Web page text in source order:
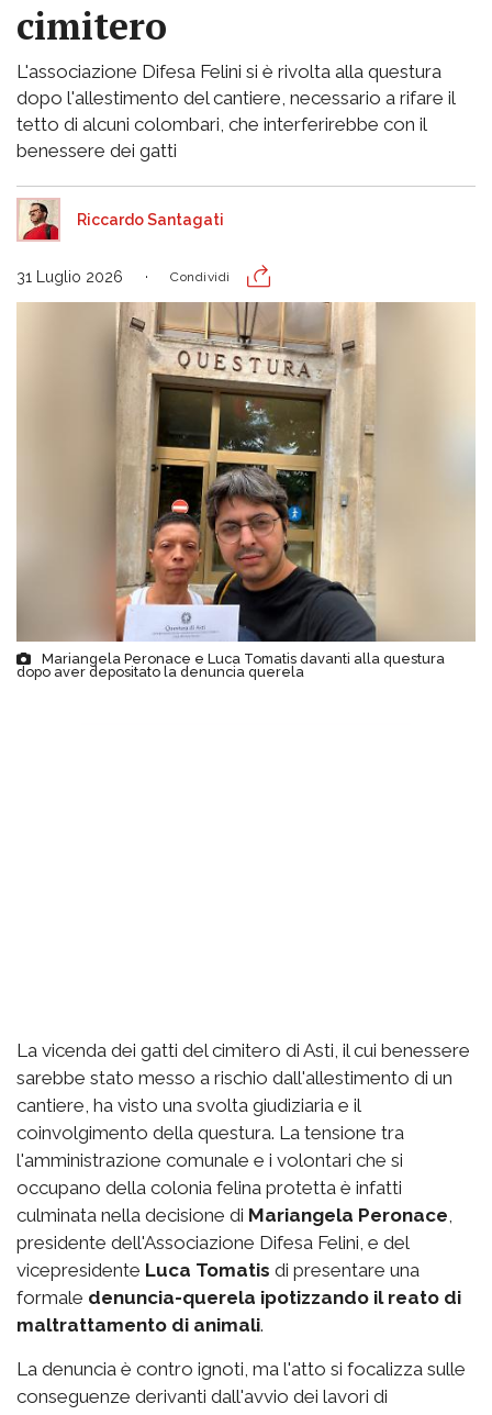
cimitero
L'associazione Difesa Felini si è rivolta alla questura
dopo l'allestimento del cantiere, necessario a rifare il
tetto di alcuni colombari, che interferirebbe con il
benessere dei gatti
Riccardo Santagati
31 Luglio 2026 Condividi
Mariangela Peronace e Luca Tomatis davanti alla questura
dopo aver depositato la denuncia querela
La vicenda dei gatti del cimitero di Asti, il cui benessere
sarebbe stato messo a rischio dall'allestimento di un
cantiere, ha visto una svolta giudiziaria e il
coinvolgimento della questura. La tensione tra
l'amministrazione comunale e i volontari che si
occupano della colonia felina protetta è infatti
culminata nella decisione di Mariangela Peronace
presidente dell'Associazione Difesa Felini, e del
vicepresidente Luca Tomatis di presentare una
formale denuncia-querela ipotizzando il reato di
maltrattamento di animali.
La denuncia è contro ignoti, ma l'atto si focalizza sulle
conseguenze derivanti dall'avvio dei lavori di